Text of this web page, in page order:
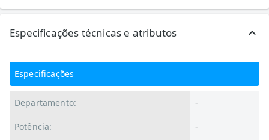
Especificações técnicas e atributos
Especificações
Departamento: -
Potência: -